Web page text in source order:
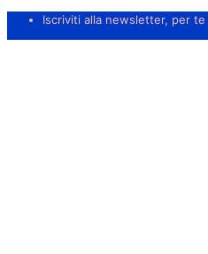
Iscriviti alla newsletter, per te